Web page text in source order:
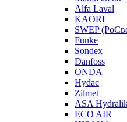
Alfa Laval
KAORI
SWEP
Funke
Sondex
Danfoss
ONDA
Hydac
Zilmet
ASA
ECO AIR